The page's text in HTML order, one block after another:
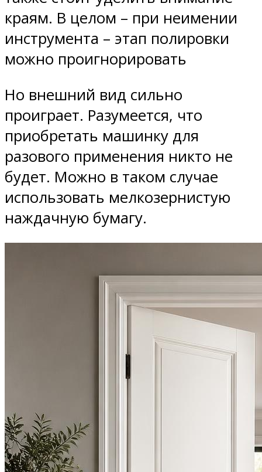
краям. В целом – при неимении
инструмента – этап полировки
можно проигнорировать
Но внешний вид сильно
проиграет. Разумеется, что
приобретать машинку для
разового применения никто не
будет. Можно в таком случае
использовать мелкозернистую
наждачную бумагу.